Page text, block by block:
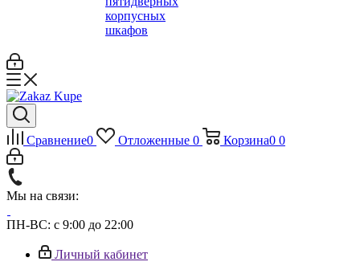
корпусных
шкафов
Сравнение0 Отложенные 0 Корзина0 0
Мы на связи:
ПН-ВС: с 9:00 до 22:00
Личный кабинет